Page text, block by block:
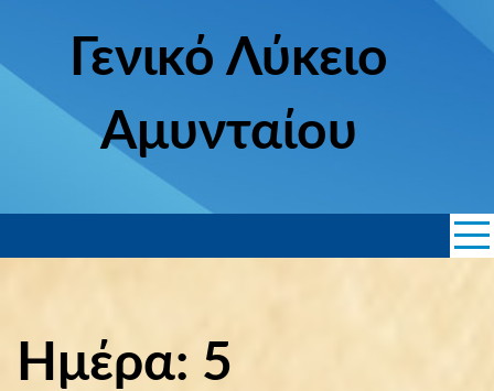
content
Γενικό Λύκειο
Αμυνταίου
Ημέρα: 5